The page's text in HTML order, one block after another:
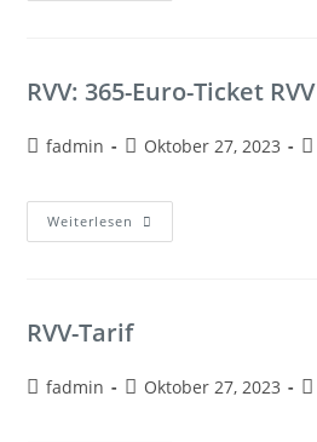
RVV: 365-Euro-Ticket RVV
fadmin Oktober 27, 2023
Weiterlesen
RVV-Tarif
fadmin Oktober 27, 2023